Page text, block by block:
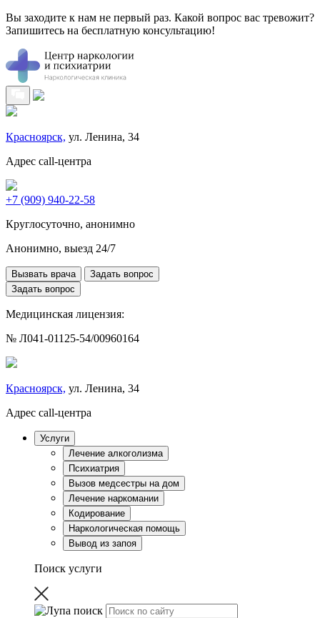
Вы заходите к нам не первый раз. Какой вопрос вас тревожит?
Запишитесь на бесплатную консультацию!
Красноярск, ул. Ленина, 34
Адрес call-центра
+7 (909) 940-22-58
Круглосуточно, анонимно
Анонимно, выезд 24/7
Вызвать врача
Задать вопрос
Задать вопрос
Медицинская лицензия:
№ Л041-01125-54/00960164
Красноярск, ул. Ленина, 34
Адрес call-центра
Услуги
Лечение алкоголизма
Психиатрия
Вызов медсестры на дом
Лечение наркомании
Кодирование
Наркологическая помощь
Вывод из запоя
Поиск услуги